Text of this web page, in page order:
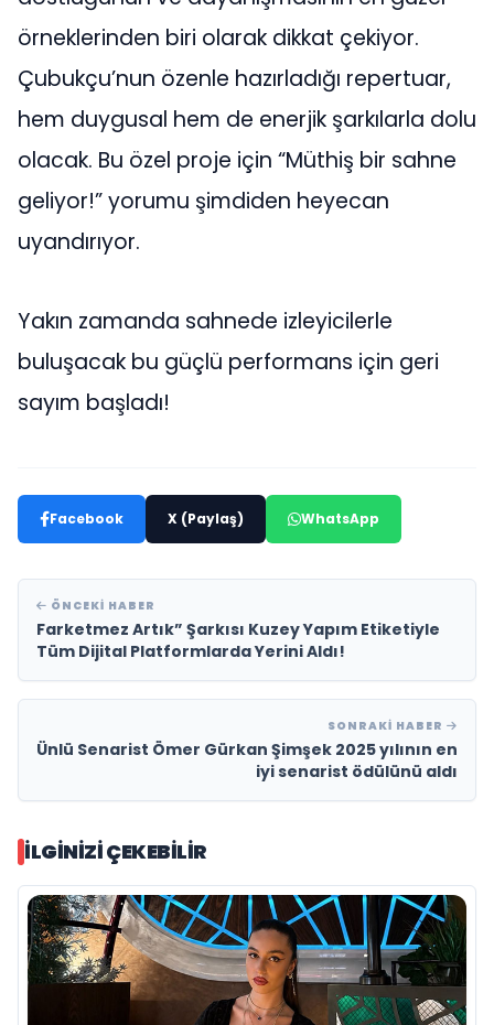
örneklerinden biri olarak dikkat çekiyor.
Çubukçu’nun özenle hazırladığı repertuar,
hem duygusal hem de enerjik şarkılarla dolu
olacak. Bu özel proje için “Müthiş bir sahne
geliyor!” yorumu şimdiden heyecan
uyandırıyor.
Yakın zamanda sahnede izleyicilerle
buluşacak bu güçlü performans için geri
sayım başladı!
Facebook X (Paylaş) WhatsApp
ÖNCEKI HABER
Farketmez Artık” Şarkısı Kuzey Yapım Etiketiyle
Tüm Dijital Platformlarda Yerini Aldı!
SONRAKI HABER
Ünlü Senarist Ömer Gürkan Şimşek 2025 yılının en
iyi senarist ödülünü aldı
İLGINIZI ÇEKEBILIR